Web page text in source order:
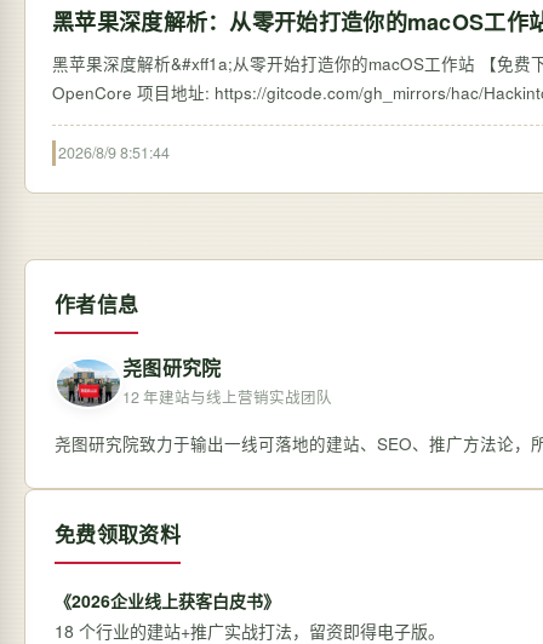
黑苹果深度解析：从零开始打造你的macOS工作
黑苹果深度解析&#xff1a;从零开始打造你的macOS工作站 【免
2026/8/9 8:51:44
作者信息
尧图研究院
12 年建站与线上营销实战团队
尧图研究院致力于输出一线可落地的建站、SEO、推广方法论，
免费领取资料
《2026企业线上获客白皮书》
18 个行业的建站+推广实战打法，留资即得电子版。